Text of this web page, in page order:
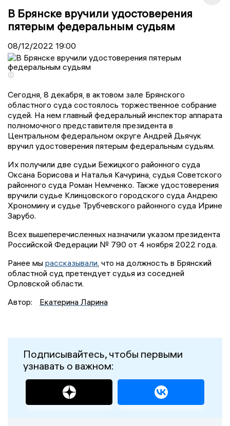
В Брянске вручили удостоверения
пятерым федеральным судьям
08/12/2022 19:00
©
Сегодня, 8 декабря, в актовом зале Брянского
областного суда состоялось торжественное собрание
судей. На нем главный федеральный инспектор аппарата
полномочного представителя президента в
Центральном федеральном округе Андрей Дьячук
вручил удостоверения пятерым федеральным судьям.
Их получили две судьи Бежицкого районного суда
Оксана Борисова и Наталья Качурина, судья Советского
районного суда Роман Немченко. Также удостоверения
вручили судье Клинцовского городского суда Андрею
Хрономину и судье Трубчевского районного суда Ирине
Зарубо.
Всех вышеперечисленных назначили указом президента
Российской Федерации № 790 от 4 ноября 2022 года.
Ранее мы рассказывали , что на должность в Брянский
областной суд претендует судья из соседней
Орловской области.
Автор:
Екатерина Ларина
Подписывайтесь, чтобы первыми
узнавать о важном: